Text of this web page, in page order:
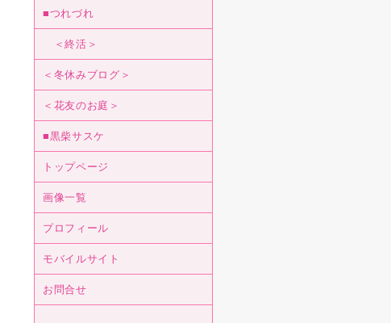
■つれづれ
＜終活＞
＜冬休みブログ＞
＜花友のお庭＞
■黒柴サスケ
トップページ
画像一覧
プロフィール
モバイルサイト
お問合せ